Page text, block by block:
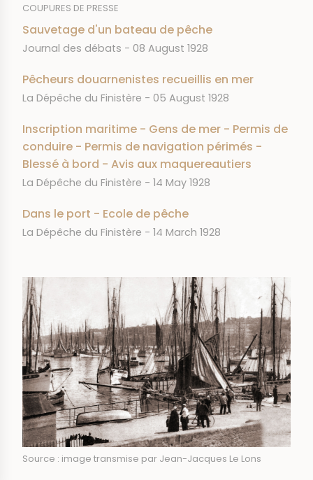
COUPURES DE PRESSE
Sauvetage d'un bateau de pêche
JOURNAL
Journal des débats DATE
08 August 1928
Pêcheurs douarnenistes recueillis en mer
JOURNAL
La Dépêche du Finistère DATE
05 August 1928
Inscription maritime - Gens de mer - Permis de
conduire - Permis de navigation périmés -
Blessé à bord - Avis aux maquereautiers
JOURNAL
La Dépêche du Finistère DATE
14 May 1928
Dans le port - Ecole de pêche
JOURNAL
La Dépêche du Finistère DATE
14 March 1928
IMAGE
Source : image transmise par Jean-Jacques Le Lons